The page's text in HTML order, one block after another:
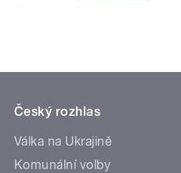
Český rozhlas
Válka na Ukrajině
Komunální volby